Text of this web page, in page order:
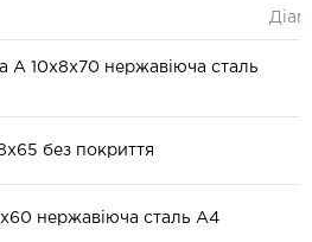
А 10x8x70 нержавіюча сталь
без покриття
нержавіюча сталь А4